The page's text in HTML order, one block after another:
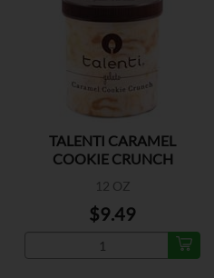
TALENTI CARAMEL
COOKIE CRUNCH
12 OZ
$9.49